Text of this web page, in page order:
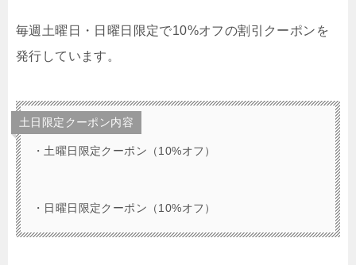
毎週土曜日・日曜日限定で10%オフの割引クーポンを
発行しています。
土日限定クーポン内容
・土曜日限定クーポン（10%オフ）
・日曜日限定クーポン（10%オフ）